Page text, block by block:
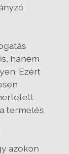
hanem
Ezért
termelés
azokon